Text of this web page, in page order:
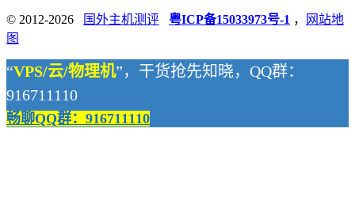
© 2012-2026 国外主机测评 粤ICP备15033973号-1 ，
网站地
图
“VPS/云/物理机”，干货抢先知晓，QQ群：
916711110
畅聊QQ群：916711110